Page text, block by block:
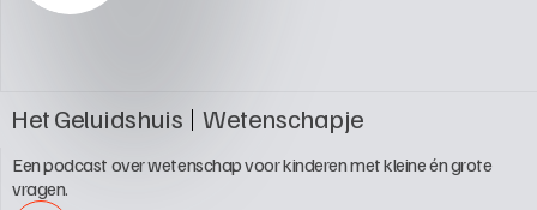
Het Geluidshuis Wetenschapje
Een podcast over wetenschap voor kinderen met kleine én grote
vragen.